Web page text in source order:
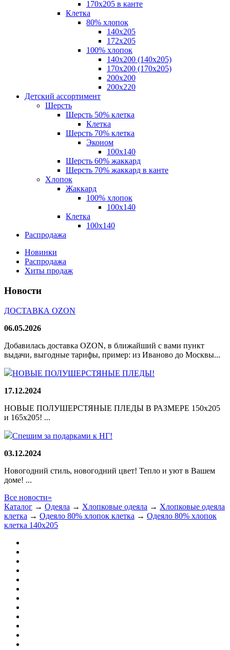
170х205 в канте
Клетка
80% хлопок
140x205
172х205
100% хлопок
140x200 (140х205)
170x200 (170х205)
200х200
200х220
Детский ассортимент
Шерсть
Шерсть 50% клетка
Клетка
Шерсть 70% клетка
Эконом
100x140
Шерсть 60% жаккард
Шерсть 70% жаккард в канте
Хлопок
Жаккард
100% хлопок
100x140
Клетка
100х140
Распродажа
Новинки
Распродажа
Хиты продаж
Новости
ДОСТАВКА OZON
06.05.2026
Добавилась доставка OZON, в ближайший с вами пункт
выдачи, выгодные тарифы, пример: из Иваново до Москвы...
НОВЫЕ ПОЛУШЕРСТЯНЫЕ ПЛЕДЫ!
17.12.2024
НОВЫЕ ПОЛУШЕРСТЯНЫЕ ПЛЕДЫ В РАЗМЕРЕ 150х205
и 165х205! ...
Спешим за подарками к НГ!
03.12.2024
Новогодний стиль, новогодний цвет! Тепло и уют в Вашем
доме! ...
Все новости»
Каталог → Одеяла → Хлопковые одеяла → Хлопковые одеяла
клетка → Одеяло 80% хлопок клетка → Одеяло 80% хлопок
клетка 140х205